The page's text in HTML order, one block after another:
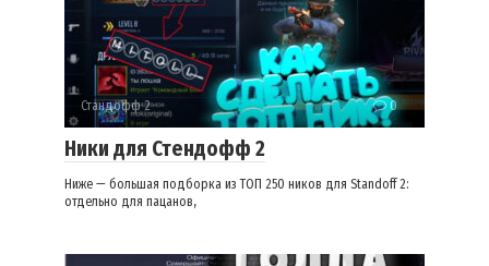
Стандофф 2 0
Ники для Стендофф 2
Ниже — большая подборка из ТОП 250 ников для Standoff 2:
отдельно для пацанов,